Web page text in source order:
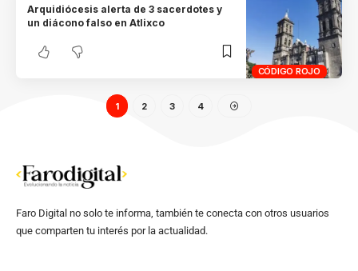
CÓDIGO ROJO
Arquidiócesis alerta de 3 sacerdotes y
un diácono falso en Atlixco
1 2 3 4
Faro Digital no solo te informa, también te conecta con otros usuarios
que comparten tu interés por la actualidad.